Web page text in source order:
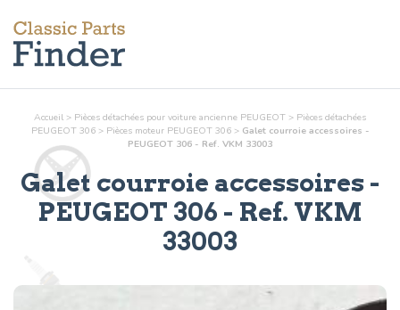
Accueil > Pièces détachées pour voiture ancienne PEUGEOT > Pièces détachées
PEUGEOT 306 > Pièces moteurPEUGEOT 306 > Galet courroie accessoires -
PEUGEOT 306 - Ref. VKM 33003
Galet courroie accessoires -
PEUGEOT 306 - Ref. VKM
33003